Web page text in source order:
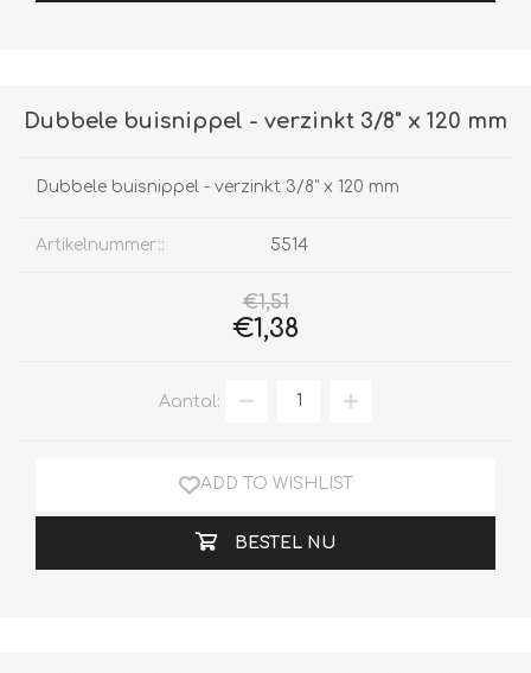
Dubbele buisnippel - verzinkt 3/8" x 120 mm
Dubbele buisnippel - verzinkt 3/8" x 120 mm
Artikelnummer:: 5514
€1,51
€1,38
Aantal:
ADD TO WISHLIST
BESTEL NU